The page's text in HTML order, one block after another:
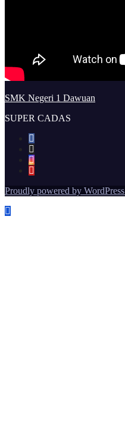
SMK Negeri 1 Dawuan
SUPER CADAS
Proudly powered by WordPress